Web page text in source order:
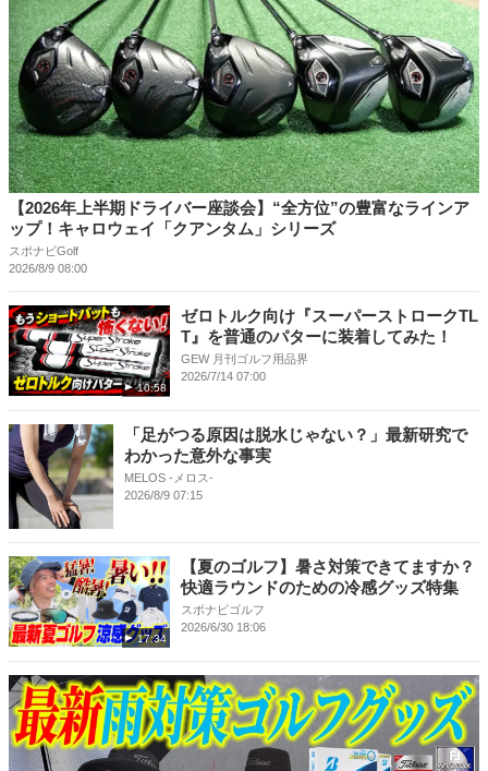
【2026年上半期ドライバー座談会】“全方位”の豊富なラインア
ップ！キャロウェイ「クアンタム」シリーズ
スポナビGolf
2026/8/9 08:00
10:58
ゼロトルク向け『スーパーストロークTL
T』を普通のパターに装着してみた！
GEW 月刊ゴルフ用品界
2026/7/14 07:00
「足がつる原因は脱水じゃない？」最新研究で
わかった意外な事実
MELOS -メロス-
2026/8/9 07:15
17:34
【夏のゴルフ】暑さ対策できてますか？
快適ラウンドのための冷感グッズ特集
スポナビゴルフ
2026/6/30 18:06